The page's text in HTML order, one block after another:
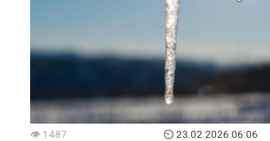
👁 1487 ⏲ 23.02.2026 06:06